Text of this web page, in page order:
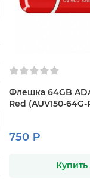
Флешка 64GB
Red (AUV150-64G-
750 ₽
Купить